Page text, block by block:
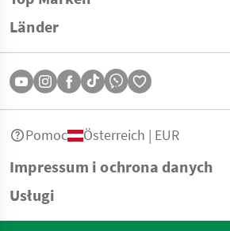
Länder
Impressum i ochrona danych
Usługi
Pomoc Österreich | EUR